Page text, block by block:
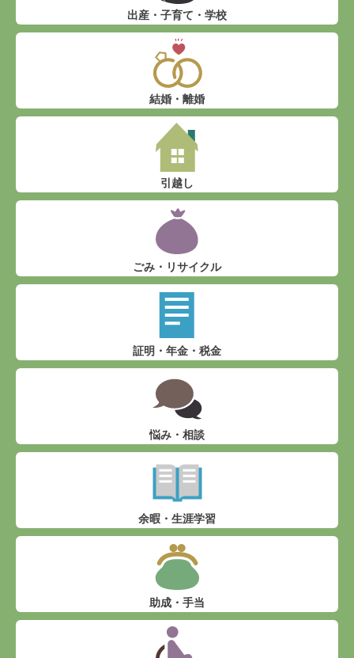
出産・子育て・学校
結婚・離婚
引越し
ごみ・リサイクル
証明・年金・税金
悩み・相談
余暇・生涯学習
助成・手当